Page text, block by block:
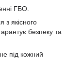
ГБО.
з якісного
безпеку та
під кожний